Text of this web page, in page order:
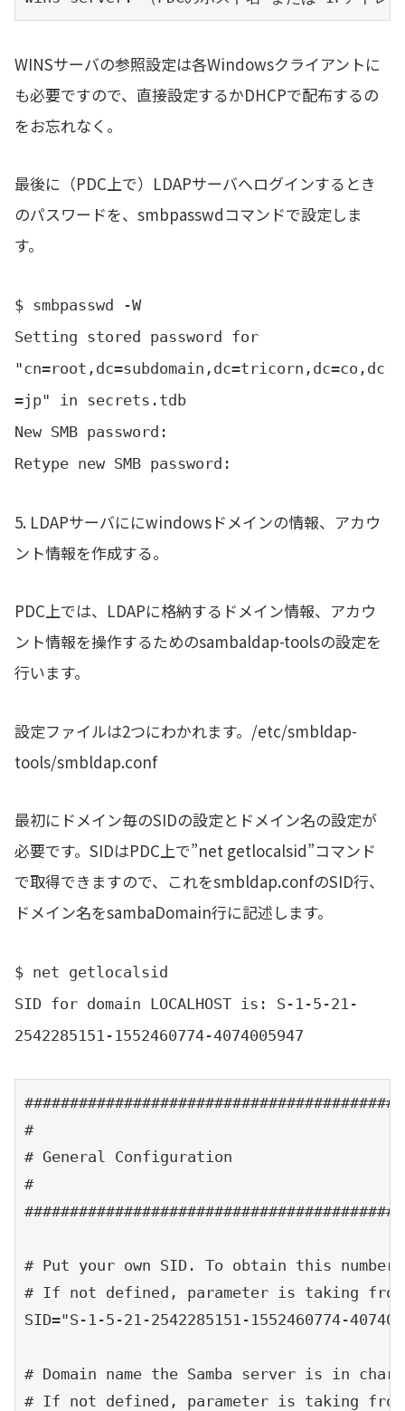
WINSサーバの参照設定は各Windowsクライアントに
も必要ですので、直接設定するかDHCPで配布するの
をお忘れなく。
最後に（PDC上で）LDAPサーバへログインするとき
のパスワードを、smbpasswdコマンドで設定しま
す。
$ smbpasswd -W
Setting stored password for
"cn=root,dc=subdomain,dc=tricorn,dc=co,dc
=jp" in secrets.tdb
New SMB password:
Retype new SMB password:
5. LDAPサーバににwindowsドメインの情報、アカウ
ント情報を作成する。
PDC上では、LDAPに格納するドメイン情報、アカウ
ント情報を操作するためのsambaldap-toolsの設定を
行います。
設定ファイルは2つにわかれます。/etc/smbldap-
tools/smbldap.conf
最初にドメイン毎のSIDの設定とドメイン名の設定が
必要です。SIDはPDC上で”net getlocalsid”コマンド
で取得できますので、これをsmbldap.confのSID行、
ドメイン名をsambaDomain行に記述します。
$ net getlocalsid
SID for domain LOCALHOST is: S-1-5-21-
2542285151-1552460774-4074005947
#
# General Configuration
#
# Put your own SID. To obtain this
# If not defined, parameter is taking
SID="S-1-5-21-2542285151-1552460774-
# Domain name the Samba server is in
# If not defined, parameter is taking